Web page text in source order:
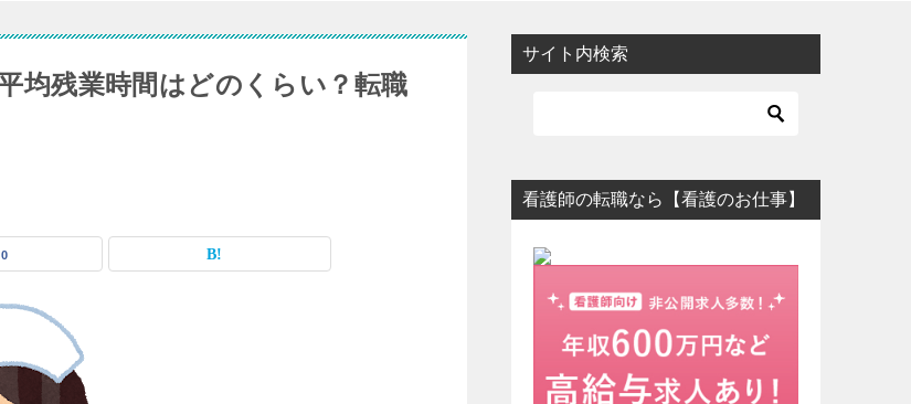
均残業時間はどのくらい？転職
0
サイト内検索
看護師の転職なら【看護のお仕事】